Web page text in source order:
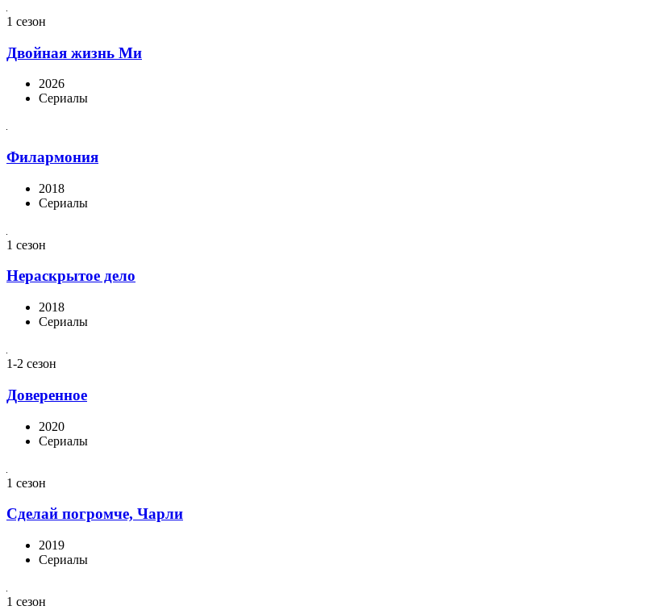
1 сезон
Двойная жизнь Ми
2026
Сериалы
Филармония
2018
Сериалы
1 сезон
Нераскрытое дело
2018
Сериалы
1-2 сезон
Доверенное
2020
Сериалы
1 сезон
Сделай погромче, Чарли
2019
Сериалы
1 сезон